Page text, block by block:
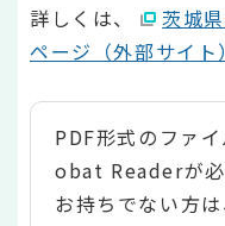
詳しくは、
茨城
ページ（外部サイト）
PDF形式のファ
obat Readerが必
お持ちでない方